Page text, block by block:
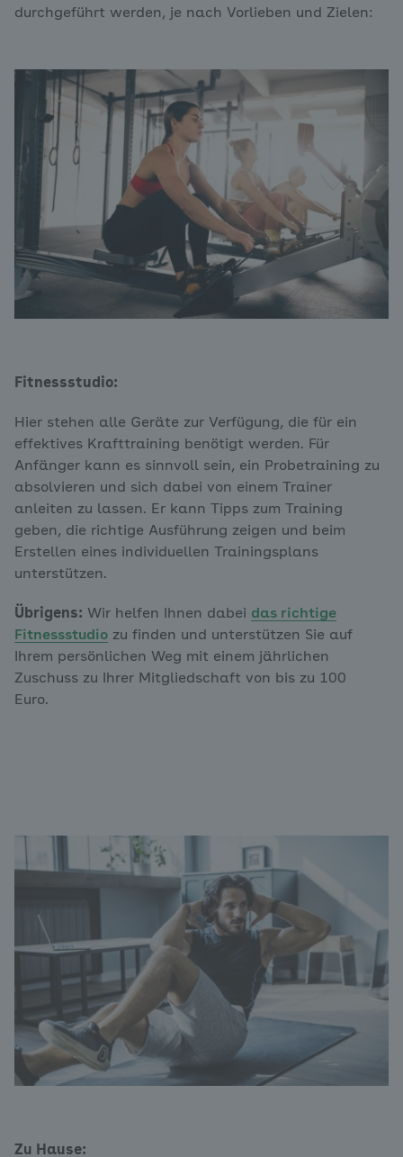
durchgeführt werden, je nach Vorlieben und Zielen:
Fitnessstudio:
Hier stehen alle Geräte zur Verfügung, die für ein
effektives Krafttraining benötigt werden. Für
Anfänger kann es sinnvoll sein, ein Probetraining zu
absolvieren und sich dabei von einem Trainer
anleiten zu lassen. Er kann Tipps zum Training
geben, die richtige Ausführung zeigen und beim
Erstellen eines individuellen Trainingsplans
unterstützen.
Übrigens: Wir helfen Ihnen dabei das richtige
Fitnessstudio zu finden und unterstützen Sie auf
Ihrem persönlichen Weg mit einem jährlichen
Zuschuss zu Ihrer Mitgliedschaft von bis zu 100
Euro.
Zu Hause: